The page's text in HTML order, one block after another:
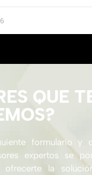
QUE
formulario y
expertos se
ofrecerte la